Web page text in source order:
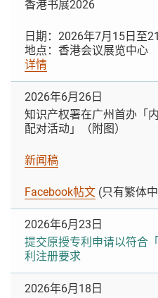
香港书展2026
日期：2026年7月15日至
地点：香港会议展览中心
详情
2026年6月26日
知识产权署在广州首办「
配对活动」（附图）
新闻稿
Facebook帖文 (只有繁体
2026年6月23日
提交原授专利申请以符合
利注册要求
2026年6月18日